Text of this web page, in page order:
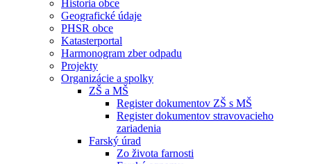
Historia obce
Geografické údaje
PHSR obce
Katasterportal
Harmonogram zber odpadu
Projekty
Organizácie a spolky
ZŠ a MŠ
Register dokumentov ZŠ s MŠ
Register dokumentov stravovacieho
zariadenia
Farský úrad
Zo života farnosti